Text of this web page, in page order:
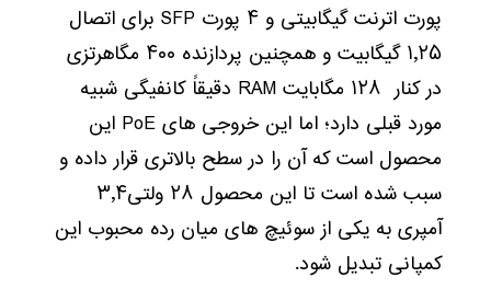
پورت اترنت گیگابیتی و ۴ پورت SFP برای اتصال
۱٫۲۵ گیگابیت و همچنین پردازنده ۴۰۰ مگاهرتزی
در کنار ۱۲۸ مگابایت RAM دقیقاً کانفیگی شبیه
مورد قبلی دارد؛ اما این خروجی های PoE این
محصول است که آن را در سطح بالاتری قرار داده و
سبب شده است تا این محصول ۲۸ ولتی۳٫۴
آمپری به یکی از سوئیچ های میان رده محبوب این
کمپانی تبدیل شود.